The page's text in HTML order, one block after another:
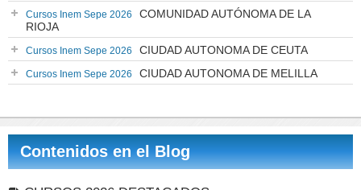
Cursos Inem Sepe 2026
COMUNIDAD AUTÓNOMA DE LA
RIOJA
Cursos Inem Sepe 2026 CIUDAD AUTONOMA DE CEUTA
Cursos Inem Sepe 2026 CIUDAD AUTONOMA DE MELILLA
Contenidos en el Blog